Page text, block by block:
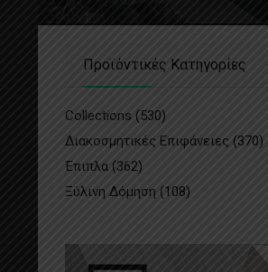
Προϊόντικές Κατηγορίες
Collections (530)
Διακοσμητικές Επιφάνειες (370)
Έπιπλα (362)
Ξύλινη Δόμηση (108)